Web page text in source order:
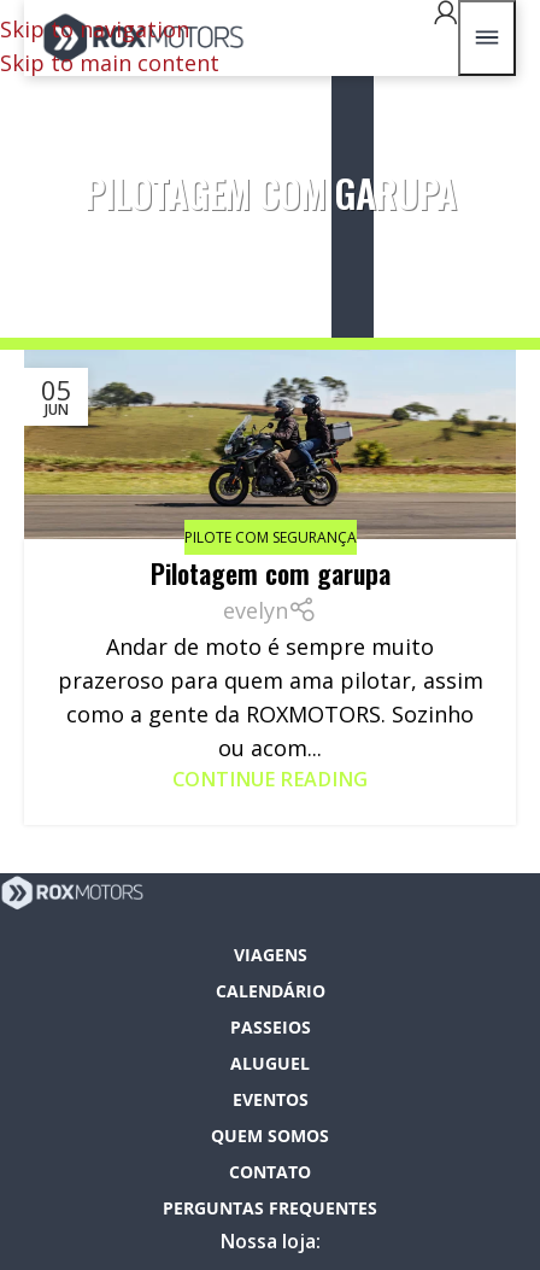
Skip to navigation
Skip to main content
PILOTAGEM COM GARUPA
05
JUN
PILOTE COM SEGURANÇA
Pilotagem com garupa
evelyn
Andar de moto é sempre muito
prazeroso para quem ama pilotar, assim
como a gente da ROXMOTORS. Sozinho
ou acom...
CONTINUE READING
VIAGENS
CALENDÁRIO
PASSEIOS
ALUGUEL
EVENTOS
QUEM SOMOS
CONTATO
PERGUNTAS FREQUENTES
Nossa loja: